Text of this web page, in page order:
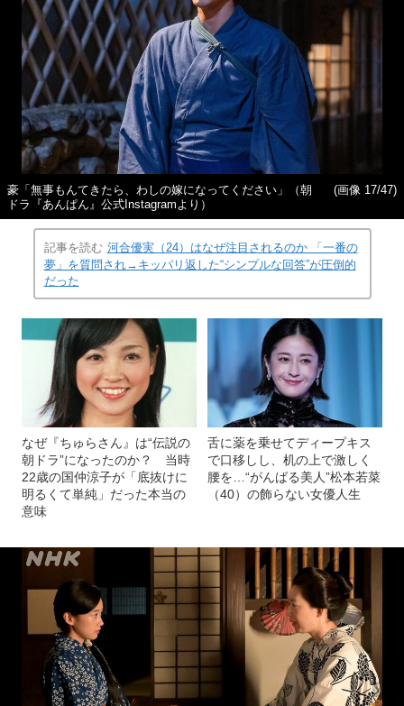
豪「無事もんてきたら、わしの嫁になってください」（朝
ドラ『あんぱん』公式Instagramより）
(画像 17/47)
記事を読む 河合優実（24）はなぜ注目されるのか 「一番の
夢」を質問され→キッパリ返した“シンプルな回答”が圧倒的
だった
なぜ『ちゅらさん』は“伝説の
朝ドラ”になったのか？ 当時
22歳の国仲涼子が「底抜けに
明るくて単純」だった本当の
意味
舌に薬を乗せてディープキス
で口移しし、机の上で激しく
腰を…“がんばる美人”松本若菜
（40）の飾らない女優人生